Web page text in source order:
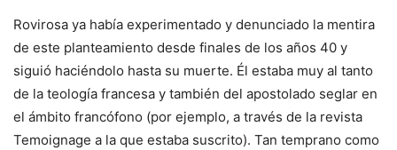
Rovirosa ya había experimentado y denunciado la mentira
de este planteamiento desde finales de los años 40 y
siguió haciéndolo hasta su muerte. Él estaba muy al tanto
de la teología francesa y también del apostolado seglar en
el ámbito francófono (por ejemplo, a través de la revista
Temoignage a la que estaba suscrito). Tan temprano como